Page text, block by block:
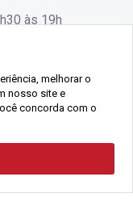
Florianópolis -
1, 2 e 3 -
às 19h
O - Todos os direitos
37
melhorar o
nosso site e
concorda com o